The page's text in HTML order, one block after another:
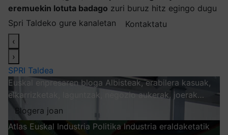
eremuekin lotuta badago zuri buruz hitz egingo dugu
Spri Taldeko gure kanaletan
Kontaktatu
‹
›
SPRI Taldea
Euskal enpresaren bloga Albisteak, erabilera kasuak,
elkarrizketak, laguntzak, negozio aukerak, joerak…
Blogera joan
Atlas Euskal Industria Politika Industria eraldaketatik